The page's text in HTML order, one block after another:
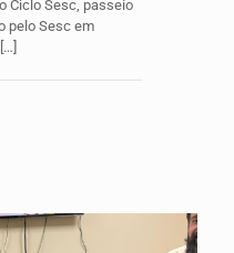
Ciclo Sesc, passeio
pelo Sesc em
[…]